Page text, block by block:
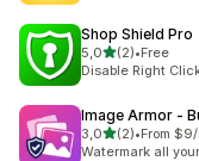
Shop Shield Pro
5,0stelle su 5
(2)
2 recensioni totali
•Free
Disable Right
Image Armor ‑
3,0stelle su 5
(2)
2 recensioni totali
•From
Watermark all